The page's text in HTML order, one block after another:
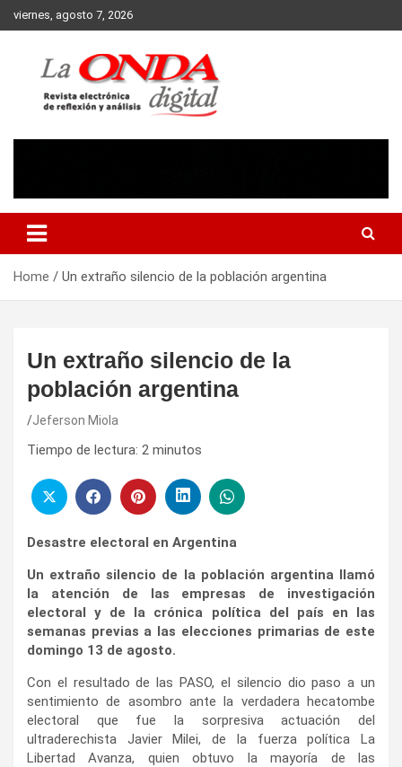
Skip
to
viernes, agosto 7, 2026
Home Un extraño silencio de la población argentina
Un extraño silencio de la
población argentina
Jeferson Miola
Tiempo de lectura: 2 minutos
Desastre electoral en Argentina
Un extraño silencio de la población argentina llamó
la atención de las empresas de investigación
electoral y de la crónica política del país en las
semanas previas a las elecciones primarias de este
domingo 13 de agosto.
Con el resultado de las PASO, el silencio dio paso a un
sentimiento de asombro ante la verdadera hecatombe
electoral que fue la sorpresiva actuación del
ultraderechista Javier Milei, de la fuerza política La
Libertad Avanza, quien obtuvo la mayoría de las